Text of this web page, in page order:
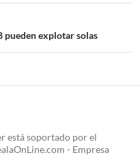
pueden explotar solas
está soportado por el
- Empresa